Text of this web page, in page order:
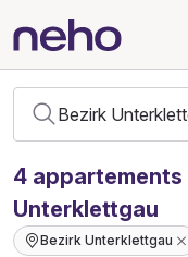
4 appartements
Unterklettgau
Bezirk Unterklettgau